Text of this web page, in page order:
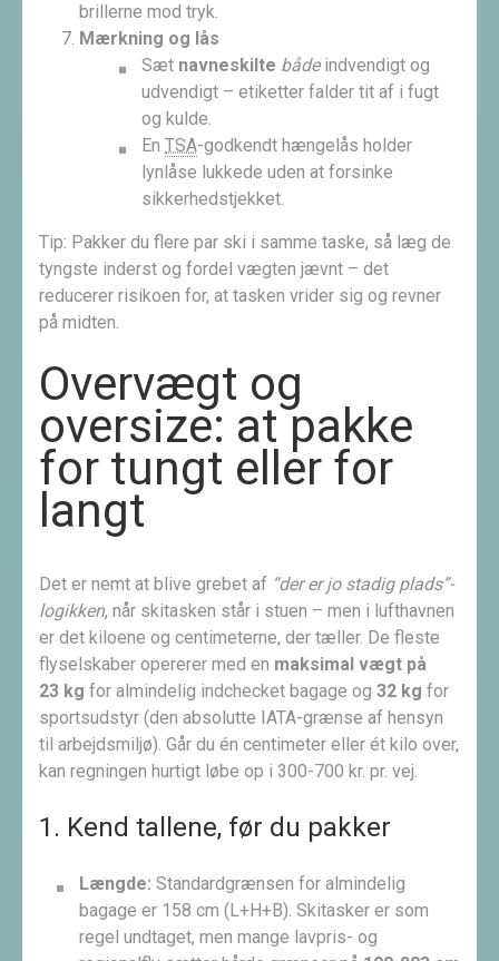
brillerne mod tryk.
Mærkning og lås
Sæt navneskilte bådeindvendigt og
udvendigt – etiketter falder tit af i fugt
og kulde.
En TSA-godkendt hængelås holder
lynlåse lukkede uden at forsinke
sikkerhedstjekket.
Tip: Pakker du flere par ski i samme taske, så læg de
tyngste inderst og fordel vægten jævnt – det
reducerer risikoen for, at tasken vrider sig og revner
på midten.
Overvægt og
oversize: at pakke
for tungt eller for
langt
Det er nemt at blive grebet af “der er jo stadig plads”-
logikken, når skitasken står i stuen – men i lufthavnen
er det kiloene og centimeterne, der tæller. De fleste
flyselskaber opererer med en maksimal vægt på
23 kg for almindelig indchecket bagage og 32 kg for
sportsudstyr (den absolutte IATA-grænse af hensyn
til arbejdsmiljø). Går du én centimeter eller ét kilo over,
kan regningen hurtigt løbe op i 300-700 kr. pr. vej.
1. Kend tallene, før du pakker
Længde: Standardgrænsen for almindelig
bagage er 158 cm (L+H+B). Skitasker er som
regel undtaget, men mange lavpris- og